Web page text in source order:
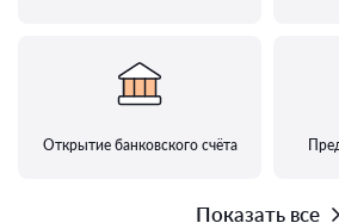
Открытие банковского счёта
Показать все